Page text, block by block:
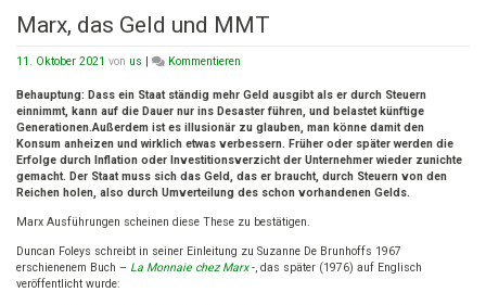
Marx, das Geld und MMT
11. Oktober 2021 von us Kommentieren
das
Geld
und
MMT
Behauptung: Dass ein Staat ständig mehr Geld ausgibt als er durch Steuern
einnimmt, kann auf die Dauer nur ins Desaster führen, und belastet künftige
Generationen.Außerdem ist es illusionär zu glauben, man könne damit den
Konsum anheizen und wirklich etwas verbessern. Früher oder später werden die
Erfolge durch Inflation oder Investitionsverzicht der Unternehmer wieder zunichte
gemacht. Der Staat muss sich das Geld, das er braucht, durch Steuern von den
Reichen holen, also durch Umverteilung des schon vorhandenen Gelds.
Marx Ausführungen scheinen diese These zu bestätigen.
Duncan Foleys schreibt in seiner Einleitung zu Suzanne De Brunhoffs 1967
erschienenem Buch – La Monnaie chez Marx-, das später (1976) auf Englisch
veröffentlicht wurde: